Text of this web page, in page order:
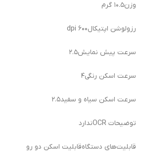
وزن۱۰.۵ گرم
رزولوشن اپتیکال۶۰۰ dpi
سرعت پیش نمایش۲.۵
سرعت اسکن رنگی۴
سرعت اسکن سیاه و سفید۲.۵
توضیحات OCR ندارد
قابلیت‌های دستگاهقابلیت اسکن دو رو